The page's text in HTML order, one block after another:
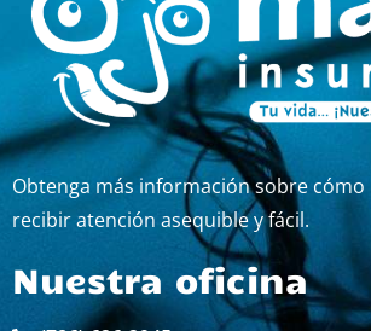
Obtenga más información sobre
recibir atención asequible y fácil.
Nuestra oficina